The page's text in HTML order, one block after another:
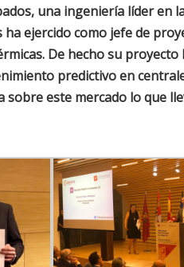
una ingeniería líder en
ejercido como jefe de
De hecho su
predictivo en
sobre este mercado lo que